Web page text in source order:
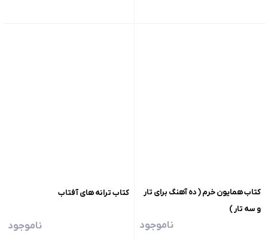
کتاب همایون خرم ( ده آهنگ برای تار
و سه تار )
ناموجود
کتاب ترانه های آفتاب
ناموجود